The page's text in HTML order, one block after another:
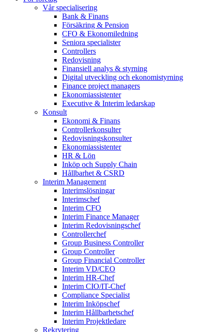
Vår specialisering
Bank & Finans
Försäkring & Pension
CFO & Ekonomiledning
Seniora specialister
Controllers
Redovisning
Finansiell analys & styrning
Digital utveckling och ekonomistyrning
Finance project managers
Ekonomiassistenter
Executive & Interim ledarskap
Konsult
Ekonomi & Finans
Controllerkonsulter
Redovisningskonsulter
Ekonomiassistenter
HR & Lön
Inköp och Supply Chain
Hållbarhet & CSRD
Interim Management
Interimslösningar
Interimschef
Interim CFO
Interim Finance Manager
Interim Redovisningschef
Controllerchef
Group Business Controller
Group Controller
Group Financial Controller
Interim VD/CEO
Interim HR-Chef
Interim CIO/IT-Chef
Compliance Specialist
Interim Inköpschef
Interim Hållbarhetschef
Interim Projektledare
Rekrytering